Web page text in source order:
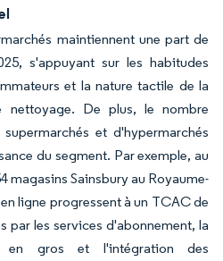
maintiennent une part de
s'appuyant sur les habitudes
et la nature tactile de la
nettoyage. De plus, le nombre
et d'hypermarchés
du segment. Par exemple, au
magasins Sainsbury au Royaume-
ligne progressent à un TCAC de
par les services d'abonnement, la
en gros et l'intégration des